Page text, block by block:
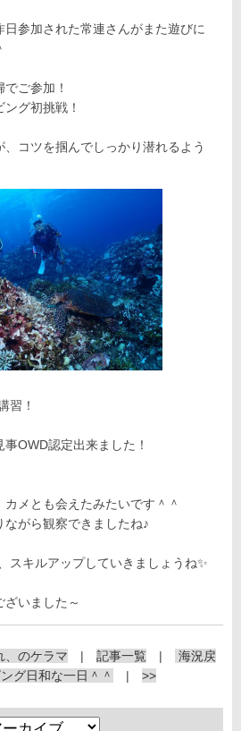
参加された常連さんがまた遊びに
ご参加！
グ初挑戦！
コツを掴んでしっかり潜れるよう
習！
OWD認定出来ました！
メとも会えたみたいです＾＾
がら観察できましたね♪
スキルアップしていきましょうね✨
いました～
、のケラマ | 記事一覧 |
海況戻
グ日和な一日＾＾
| >>